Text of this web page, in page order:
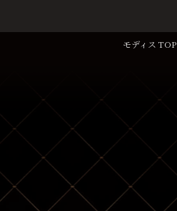
モディス TOP